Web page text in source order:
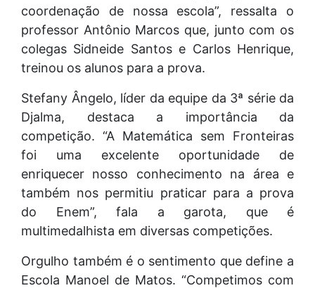
coordenação de nossa escola”, ressalta o
professor Antônio Marcos que, junto com os
colegas Sidneide Santos e Carlos Henrique,
treinou os alunos para a prova.
Stefany Ângelo, líder da equipe da 3ª série da
Djalma, destaca a importância da
competição. “A Matemática sem Fronteiras
foi uma excelente oportunidade de
enriquecer nosso conhecimento na área e
também nos permitiu praticar para a prova
do Enem”, fala a garota, que é
multimedalhista em diversas competições.
Orgulho também é o sentimento que define a
Escola Manoel de Matos. “Competimos com